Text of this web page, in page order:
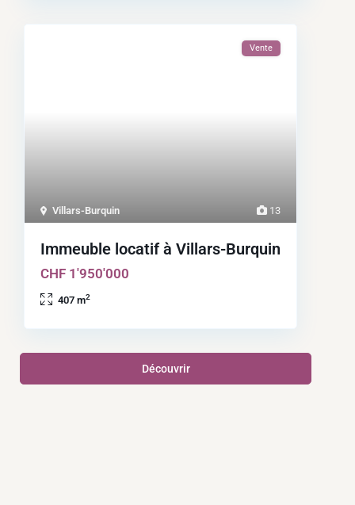
13
Villars-Burquin
Vente
Immeuble locatif à Villars-Burquin
CHF 1'950'000
407 m2
Découvrir